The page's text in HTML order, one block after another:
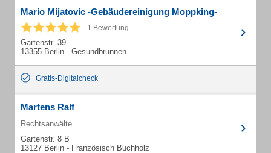
Mario Mijatovic -Gebäudereinigung Moppking-
1 Bewertung
Gartenstr. 39
13355 Berlin - Gesundbrunnen
Gratis-Digitalcheck
Martens Ralf
Rechtsanwälte
Gartenstr. 8 B
13127 Berlin - Französisch Buchholz